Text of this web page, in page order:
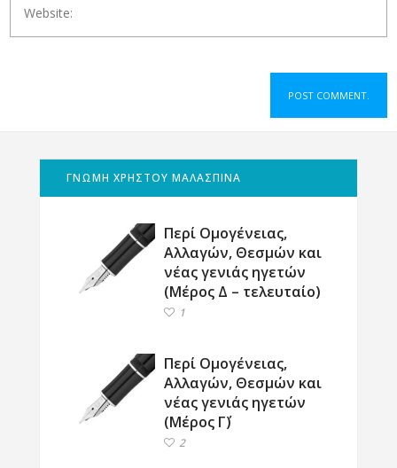
ΓΝΩΜΗ ΧΡΗΣΤΟΥ ΜΑΛΑΣΠΙΝΑ
Περί Ομογένειας,
Αλλαγών, Θεσμών και
νέας γενιάς ηγετών
(Μέρος Δ – τελευταίο)
1
Περί Ομογένειας,
Αλλαγών, Θεσμών και
νέας γενιάς ηγετών
(Μέρος Γ΄)
2